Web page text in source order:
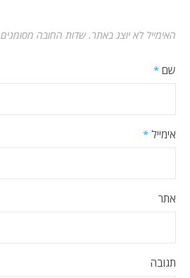
האימייל לא יוצג באתר. שדות החובה מסומנים
שם *
אימייל *
אתר
תגובה